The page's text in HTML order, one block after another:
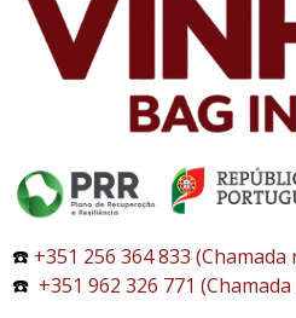
☎️ +351 256 364 833
☎️ +351 962 326 771